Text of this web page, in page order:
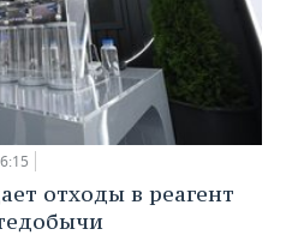
отходы в реагент